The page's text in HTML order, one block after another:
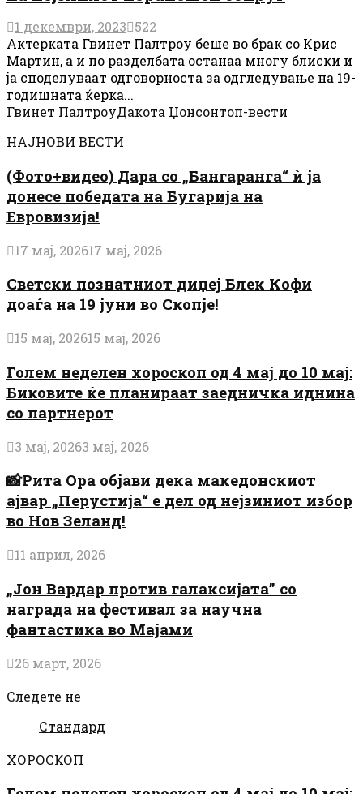
1 декември, 2023 522
Актерката Гвинет Палтроу беше во брак со Крис
Мартин, а и по разделбата останаа многу блиски и
ја споделуваат одговорноста за одгледување на 19-
годишната ќерка...
Гвинет ПалтроуДакота Џонсонтоп-вести
НАЈНОВИ ВЕСТИ
(Фото+видео) Дара со „Бангаранга“ ѝ ја
донесе победата на Бугарија на
Евровизија!
17 мај, 202617 мај, 2026
Светски познатниот диџеј Блек Кофи
доаѓа на 19 јуни во Скопје!
15 мај, 202615 мај, 2026
Голем неделен хороскоп од 4 мај до 10 мај:
Биковите ќе планираат заедничка иднина
со партнерот
3 мај, 20263 мај, 2026
📸Рита Ора објави дека македонскиот
ајвар „Перустија“ е дел од нејзиниот избор
во Нов Зеланд!
11 април, 2026
„Јон Вардар против галаксијата” со
награда на фестивал за научна
фантастика во Мајами
26 март, 2026
Следете не
Стандард
ХОРОСКОП